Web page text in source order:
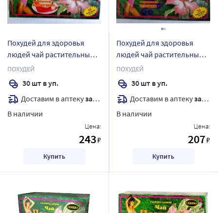
Похудей для здоровья
людей чай растительный/
каппучино 2 гр 30 шт.
фильтр-пакеты
ПОХУДЕЙ
30 шт в уп.
Доставим в аптекузавтра
В наличии
Цена:
243₽
Купить
Похудей для здоровья
людей чай растительный/
черника 2 гр 30 шт.
фильтр-пакеты
ПОХУДЕЙ
30 шт в уп.
Доставим в аптекузавтра
В наличии
Цена:
207₽
Купить